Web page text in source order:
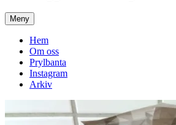
Meny
Hem
Om oss
Prylbanta
Instagram
Arkiv